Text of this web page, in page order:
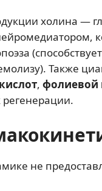
холина —
Также
, фолиевой
регенерации.
не